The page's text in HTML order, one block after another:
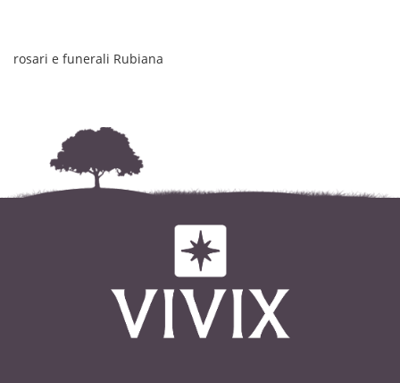
rosari e funerali Rubiana